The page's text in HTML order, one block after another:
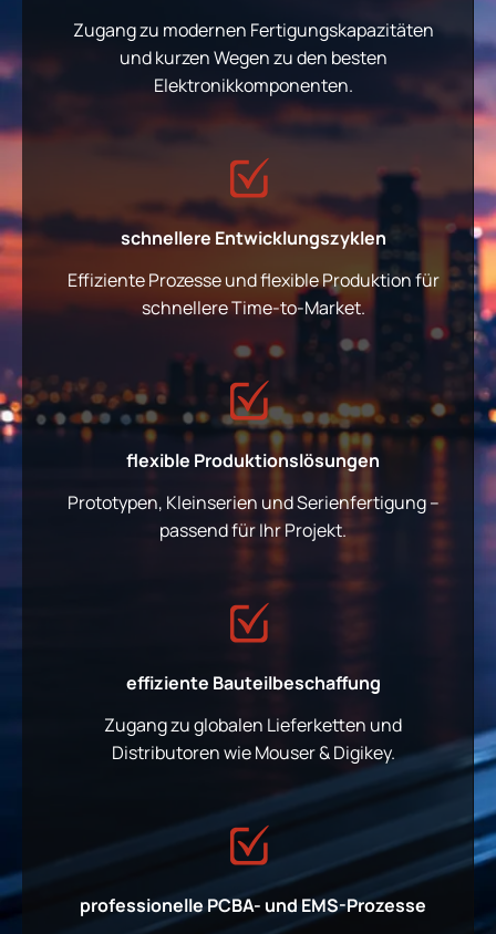
Zugang zu modernen Fertigungskapazitäten
und kurzen Wegen zu den besten
Elektronikkomponenten.
schnellere Entwicklungszyklen
Effiziente Prozesse und flexible Produktion für
schnellere Time-to-Market.
flexible Produktionslösungen
Prototypen, Kleinserien und Serienfertigung –
passend für Ihr Projekt.
effiziente Bauteilbeschaffung
Zugang zu globalen Lieferketten und
Distributoren wie Mouser & Digikey.
professionelle PCBA- und EMS-Prozesse